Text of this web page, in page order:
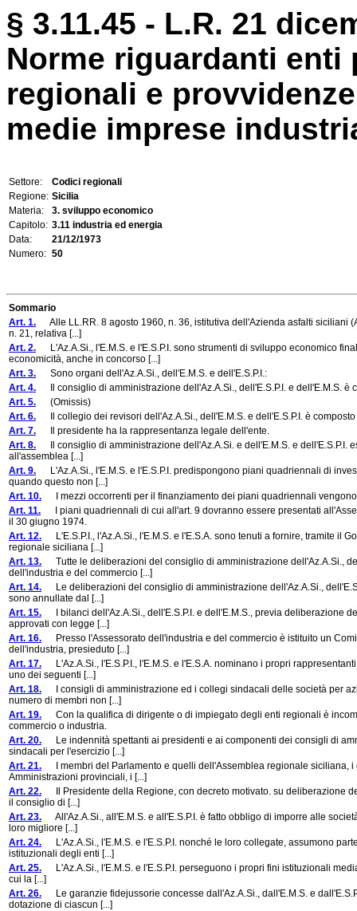
§ 3.11.45 - L.R. 21
Norme riguardanti
regionali e
medie imprese
Settore:
Codici regionali
Regione: Sicilia
Materia:
3. sviluppo economico
Capitolo: 3.11 industria ed energia
Data:
21/12/1973
Numero: 50
Sommario
Art. 1. Alle LL.RR. 8 agosto 1960, n. 36, istitutiva dell'Azienda asfalti siciliani
n. 21, relativa [...]
Art. 2. L'Az.A.Si., l'E.M.S. e l'E.S.P.I. sono strumenti di sviluppo economico
economicità, anche in concorso [...]
Art. 3. Sono organi dell'Az.A.Si., dell'E.M.S. e dell'E.S.P.I.:
Art. 4. Il consiglio di amministrazione dell'Az.A.Si., dell'E.S.P.I. e dell'E.M.S. è
Art. 5. (Omissis)
Art. 6. Il collegio dei revisori dell'Az.A.Si., dell'E.M.S. e dell'E.S.P.I. è
Art. 7. Il presidente ha la rappresentanza legale dell'ente.
Art. 8. Il consiglio di amministrazione dell'Az.A.Si. e dell'E.M.S. e dell'E.S.P.I.
all'assemblea [...]
Art. 9. L'Az.A.Si., l'E.M.S. e l'E.S.P.I. predispongono piani quadriennali di
quando questo non [...]
Art. 10. I mezzi occorrenti per il finanziamento dei piani quadriennali
Art. 11. I piani quadriennali di cui all'art. 9 dovranno essere presentati
il 30 giugno 1974.
Art. 12. L'E.S.P.I., l'Az.A.Si., l'E.M.S. e l'E.S.A. sono tenuti a fornire, tramite il
regionale siciliana [...]
Art. 13. Tutte le deliberazioni del consiglio di amministrazione dell'Az.A.Si.,
dell'industria e del commercio [...]
Art. 14. Le deliberazioni del consiglio di amministrazione dell'Az.A.Si.,
sono annullate dal [...]
Art. 15. I bilanci dell'Az.A.Si., dell'E.S.P.I. e dell'E.M.S., previa deliberazione
approvati con legge [...]
Art. 16. Presso l'Assessorato dell'industria e del commercio è istituito un
dell'industria, presieduto [...]
Art. 17. L'Az.A.Si., l'E.S.P.I., l'E.M.S. e l'E.S.A. nominano i propri
uno dei seguenti [...]
Art. 18. I consigli di amministrazione ed i collegi sindacali delle società per
numero di membri non [...]
Art. 19. Con la qualifica di dirigente o di impiegato degli enti regionali è
commercio o industria.
Art. 20. Le indennità spettanti ai presidenti e ai componenti dei consigli di
sindacali per l'esercizio [...]
Art. 21. I membri del Parlamento e quelli dell'Assemblea regionale siciliana,
Amministrazioni provinciali, i [...]
Art. 22. Il Presidente della Regione, con decreto motivato. su deliberazione
il consiglio di [...]
Art. 23. All'Az.A.Si., all'E.M.S. e all'E.S.P.I. è fatto obbligo di imporre alle
loro migliore [...]
Art. 24. L'Az.A.Si., l'E.M.S. e l'E.S.P.I. nonché le loro collegate, assumono
istituzionali degli enti [...]
Art. 25. L'Az.A.Si., l'E.M.S. e l'E.S.P.I. perseguono i propri fini istituzionali
cui la [...]
Art. 26. Le garanzie fidejussorie concesse dall'Az.A.Si., dall'E.M.S. e
dotazione di ciascun [...]